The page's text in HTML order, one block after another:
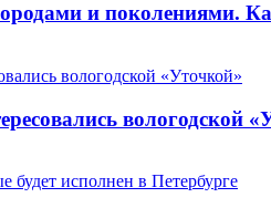
и поколениями.
вологодской